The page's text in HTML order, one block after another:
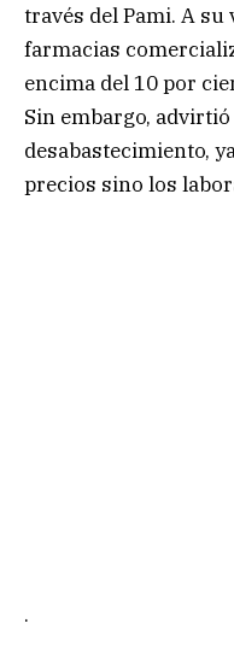
través del Pami. A
farmacias
encima del 10 por
Sin embargo,
desabastecimiento,
precios sino los
.